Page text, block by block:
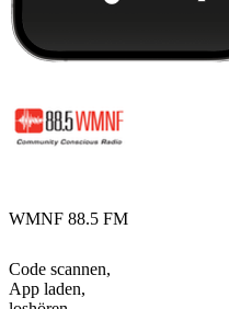
WMNF 88.5 FM
Code scannen,
App laden,